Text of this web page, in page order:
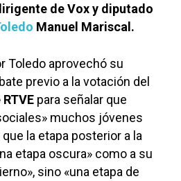
de Vox y diputado
Manuel Mariscal.
Toledo aprovechó su
previo a la votación del
para señalar que
muchos jóvenes
la etapa posterior a la
etapa oscura» como a su
sino «una etapa de